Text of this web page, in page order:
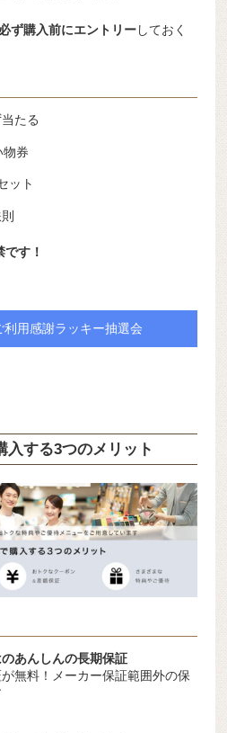
必ず購入前にエントリーしておく
たる
物券
ット
す！
利用感謝ラッキー抽選会
入する3つのメリット
あんしんの長期保証
無料！メーカー保証範囲外の保